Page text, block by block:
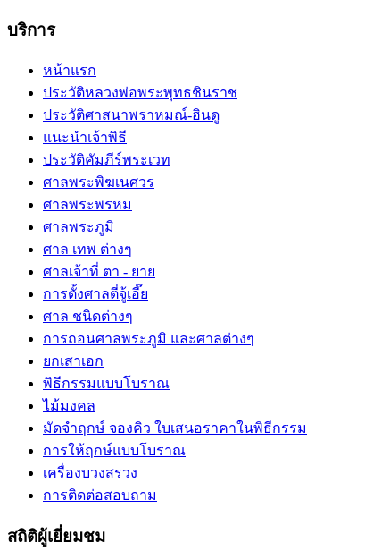
บริการ
หน้าแรก
ประวัติหลวงพ่อพระพุทธชินราช
ประวัติศาสนาพราหมณ์-ฮินดู
แนะนำเจ้าพิธี
ประวัติคัมภีร์พระเวท
ศาลพระพิฆเนศวร
ศาลพระพรหม
ศาลพระภูมิ
ศาล เทพ ต่างๆ
ศาลเจ้าที่ ตา - ยาย
การตั้งศาลตี่จู้เอี๊ย
ศาล ชนิดต่างๆ
การถอนศาลพระภูมิ และศาลต่างๆ
ยกเสาเอก
พิธีกรรมแบบโบราณ
ไม้มงคล
มัดจำฤกษ์ จองคิว ใบเสนอราคาในพิธีกรรม
การให้ฤกษ์แบบโบราณ
เครื่องบวงสรวง
การติดต่อสอบถาม
สถิติผู้เยี่ยมชม